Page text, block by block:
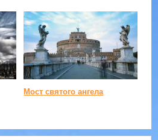
Мост святого ангела